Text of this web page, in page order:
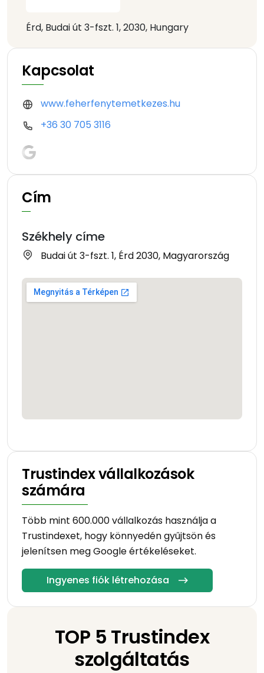
Érd, Budai út 3-fszt. 1, 2030, Hungary
Kapcsolat
www.feherfenytemetkezes.hu
+36 30 705 3116
Cím
Székhely címe
Budai út 3-fszt. 1, Érd 2030, Magyarország
Trustindex vállalkozások
számára
Több mint 600.000 vállalkozás használja a
Trustindexet, hogy könnyedén gyűjtsön és
jelenítsen meg Google értékeléseket.
Ingyenes fiók létrehozása
TOP 5 Trustindex
szolgáltatás